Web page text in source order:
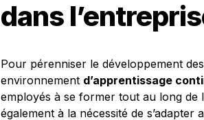
dans
Pour pérenniser le développement
environnement d’apprentissage
employés à se former tout au long
également à la nécessité de